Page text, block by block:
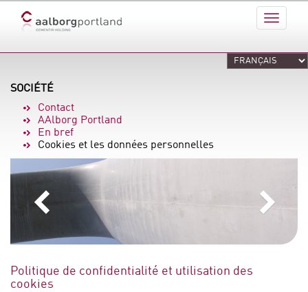
SOCIÉTÉ
Contact
AAlborg Portland
En bref
Cookies et les données personnelles
Politique de confidentialité et utilisation des
cookies